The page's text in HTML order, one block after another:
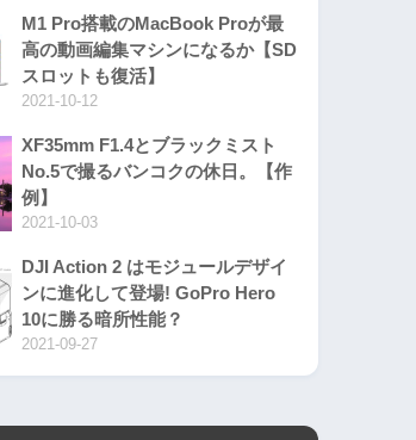
M1 Pro搭載のMacBook Proが最
高の動画編集マシンになるか【SD
スロットも復活】
2021-10-12
XF35mm F1.4とブラックミスト
No.5で撮るバンコクの休日。【作
例】
2021-10-03
DJI Action 2 はモジュールデザイ
ンに進化して登場! GoPro Hero
10に勝る暗所性能？
2021-09-27